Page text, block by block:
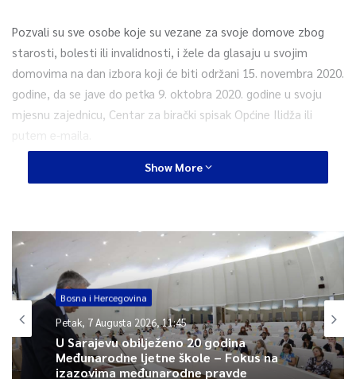
Pozvali su sve osobe koje su vezane za svoje domove zbog
starosti, bolesti ili invalidnosti, i žele da glasaju u svojim
domovima na dan izbora koji će biti održani 15. novembra 2020.
godine, da se jave do petka 9. oktobra 2020. godine u svoju
mjesnu zajednicu, Centar za birački spisak Općine Ilidža ili
putem e-maila.
Podaci potrebni za provjeru su: ime i prezime, JMBG, adresa i
Broj kontakt telefona za prijavu je : 033/775-617 Centar za
birački spisak – saopćeno je iz Općinske izborne komisije Ilidža.
0
Article Rating
Show More
Bosna i Hercegovina
Petak, 7 Augusta 2026, 11:45
U Sarajevu obilježeno 20 godina
Međunarodne ljetne škole – Fokus na
izazovima međunarodne pravde